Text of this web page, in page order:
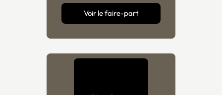
Voir le faire-part